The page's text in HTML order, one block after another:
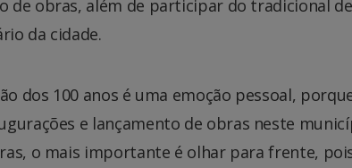
de obras, além de participar do tradicional
da cidade.
dos 100 anos é uma emoção pessoal,
e lançamento de obras neste
o mais importante é olhar para frente,